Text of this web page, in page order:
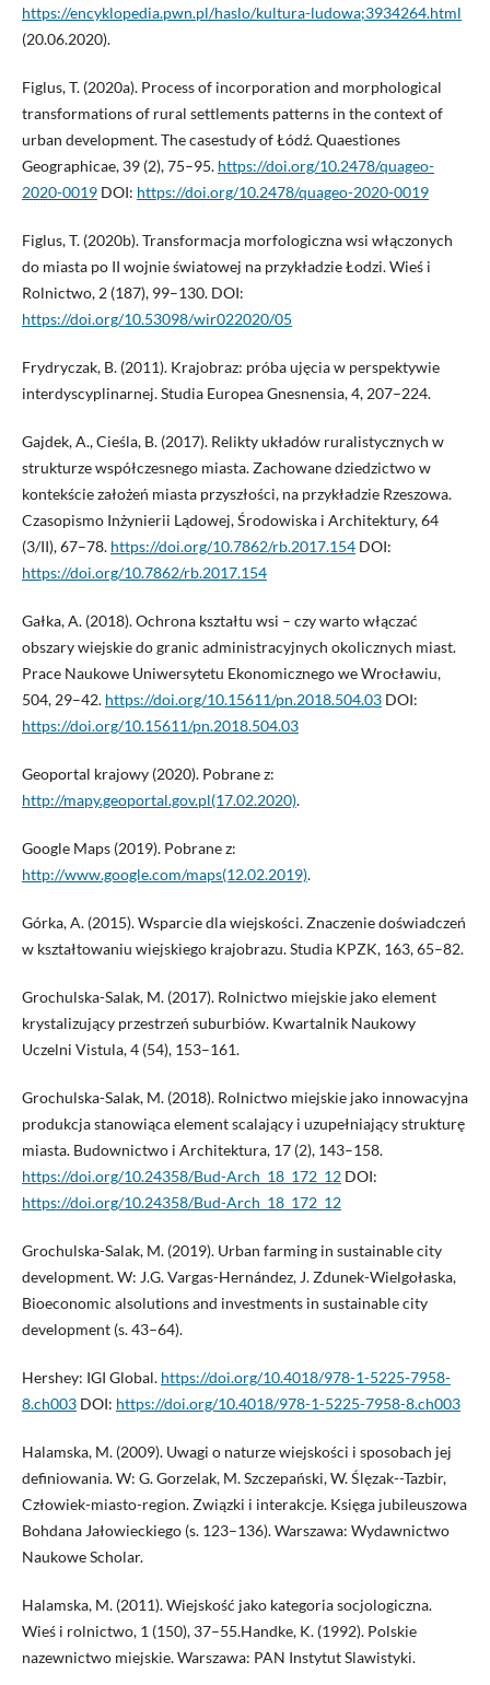
https://encyklopedia.pwn.pl/haslo/kultura-ludowa;3934264.html
(20.06.2020).
Figlus, T. (2020a). Process of incorporation and morphological
transformations of rural settlements patterns in the context of
urban development. The casestudy of Łódź. Quaestiones
Geographicae, 39 (2), 75–95. https://doi.org/10.2478/quageo-
2020-0019DOI: https://doi.org/10.2478/quageo-2020-0019
Figlus, T. (2020b). Transformacja morfologiczna wsi włączonych
do miasta po II wojnie światowej na przykładzie Łodzi. Wieś i
Rolnictwo, 2 (187), 99–130. DOI:
https://doi.org/10.53098/wir022020/05
Frydryczak, B. (2011). Krajobraz: próba ujęcia w perspektywie
interdyscyplinarnej. Studia Europea Gnesnensia, 4, 207–224.
Gajdek, A., Cieśla, B. (2017). Relikty układów ruralistycznych w
strukturze współczesnego miasta. Zachowane dziedzictwo w
kontekście założeń miasta przyszłości, na przykładzie Rzeszowa.
Czasopismo Inżynierii Lądowej, Środowiska i Architektury, 64
(3/II), 67–78. https://doi.org/10.7862/rb.2017.154DOI:
https://doi.org/10.7862/rb.2017.154
Gałka, A. (2018). Ochrona kształtu wsi – czy warto włączać
obszary wiejskie do granic administracyjnych okolicznych miast.
Prace Naukowe Uniwersytetu Ekonomicznego we Wrocławiu,
504, 29–42. https://doi.org/10.15611/pn.2018.504.03DOI:
https://doi.org/10.15611/pn.2018.504.03
Geoportal krajowy (2020). Pobrane z:
http://mapy.geoportal.gov.pl(17.02.2020).
Google Maps (2019). Pobrane z:
http://www.google.com/maps(12.02.2019).
Górka, A. (2015). Wsparcie dla wiejskości. Znaczenie doświadczeń
w kształtowaniu wiejskiego krajobrazu. Studia KPZK, 163, 65–82.
Grochulska-Salak, M. (2017). Rolnictwo miejskie jako element
krystalizujący przestrzeń suburbiów. Kwartalnik Naukowy
Uczelni Vistula, 4 (54), 153–161.
Grochulska-Salak, M. (2018). Rolnictwo miejskie jako innowacyjna
produkcja stanowiąca element scalający i uzupełniający strukturę
miasta. Budownictwo i Architektura, 17 (2), 143–158.
https://doi.org/10.24358/Bud-Arch_18_172_12DOI:
https://doi.org/10.24358/Bud-Arch_18_172_12
Grochulska-Salak, M. (2019). Urban farming in sustainable city
development. W: J.G. Vargas-Hernández, J. Zdunek-Wielgołaska,
Bioeconomic alsolutions and investments in sustainable city
development (s. 43–64).
Hershey: IGI Global. https://doi.org/10.4018/978-1-5225-7958-
8.ch003DOI: https://doi.org/10.4018/978-1-5225-7958-8.ch003
Halamska, M. (2009). Uwagi o naturze wiejskości i sposobach jej
definiowania. W: G. Gorzelak, M. Szczepański, W. Ślęzak--Tazbir,
Człowiek-miasto-region. Związki i interakcje. Księga jubileuszowa
Bohdana Jałowieckiego (s. 123–136). Warszawa: Wydawnictwo
Naukowe Scholar.
Halamska, M. (2011). Wiejskość jako kategoria socjologiczna.
Wieś i rolnictwo, 1 (150), 37–55.Handke, K. (1992). Polskie
nazewnictwo miejskie. Warszawa: PAN Instytut Slawistyki.